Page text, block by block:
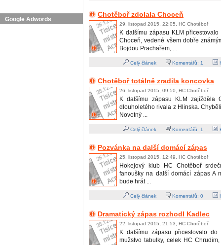
Google Adwords
Chotěboř zdolala Choceň
29. listopad 2015, 22:05, HC Chotěboř
K dalšímu zápasu KLM přicestovalo
Choceň, vedené všem dobře
Bojdou Prachařem, ...
Celý článek Komentářů: 1
Chotěboř totálně zradila koncovka
26. listopad 2015, 09:50, HC Chotěboř
K dalšímu zápasu KLM zajížděla
dlouholetého rivala z Hlinska.
Novotný ...
Celý článek Komentářů: 1
Pozvánka na další domácí zápas
25. listopad 2015, 12:49, HC Chotěboř
Hokejový klub HC Chotěboř
fanoušky na další domácí zápas A
bude hrát ...
Celý článek Komentářů: 0
Dramatický zápas rozhodl Kadlec
22. listopad 2015, 21:53, HC Chotěboř
K dalšímu zápasu přicestovalo do
mužstvo tabulky, celek HC